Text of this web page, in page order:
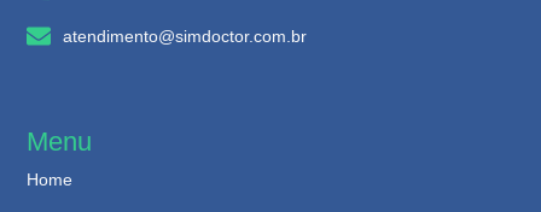
atendimento@simdoctor.com.br
Menu
Home